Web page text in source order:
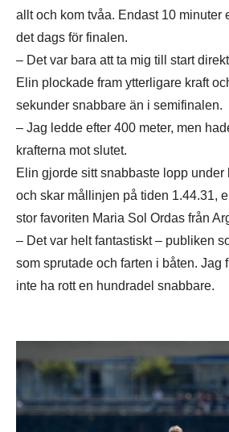
allt och kom tvåa. Endast 10 minuter
det dags för finalen.
– Det var bara att ta mig till start
Elin plockade fram ytterligare kraft
sekunder snabbare än i semifinalen.
– Jag ledde efter 400 meter, men
krafterna mot slutet.
Elin gjorde sitt snabbaste lopp under
och skar mållinjen på tiden 1.44.31,
stor favoriten Maria Sol Ordas från
– Det var helt fantastiskt – publiken
som sprutade och farten i båten. Jag
inte ha rott en hundradel snabbare.